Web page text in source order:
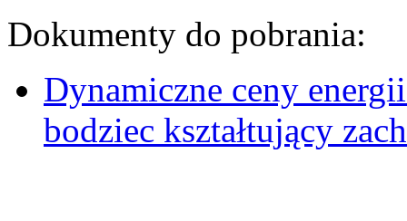
Dokumenty do pobrania:
Dynamiczne ceny
bodziec kształtujący